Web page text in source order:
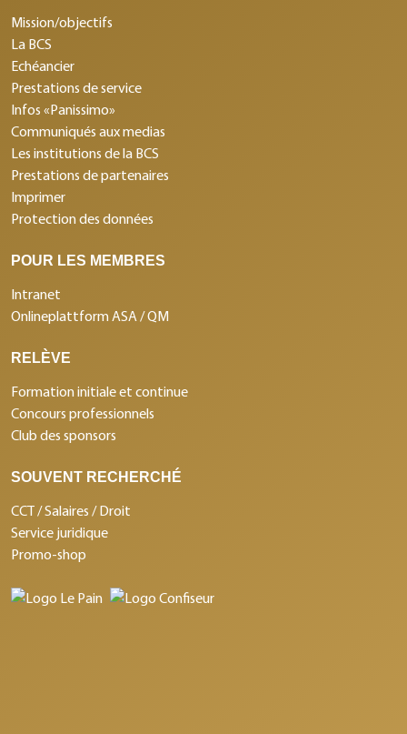
Mission/objectifs
La BCS
Echéancier
Prestations de service
Infos «Panissimo»
Communiqués aux medias
Les institutions de la BCS
Prestations de partenaires
Imprimer
Protection des données
POUR LES MEMBRES
Intranet
Onlineplattform ASA / QM
RELÈVE
Formation initiale et continue
Concours professionnels
Club des sponsors
SOUVENT RECHERCHÉ
CCT / Salaires / Droit
Service juridique
Promo-shop